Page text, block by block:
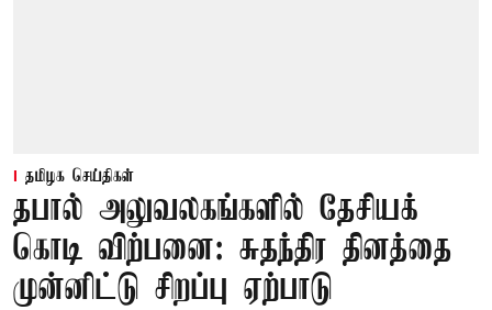
தமிழக செய்திகள்
தபால் அலுவலகங்களில் தேசியக்
கொடி விற்பனை: சுதந்திர தினத்தை
முன்னிட்டு சிறப்பு ஏற்பாடு